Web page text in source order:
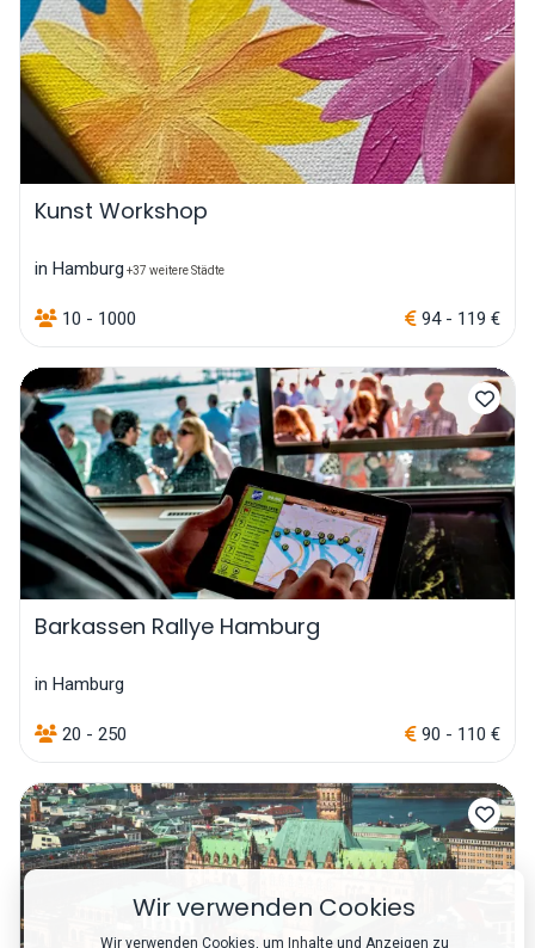
Kunst Workshop
in Hamburg +37 weitere Städte
10 - 1000 94 - 119 €
Barkassen Rallye Hamburg
in Hamburg
20 - 250 90 - 110 €
Wir verwenden Cookies
Wir verwenden Cookies, um Inhalte und Anzeigen zu